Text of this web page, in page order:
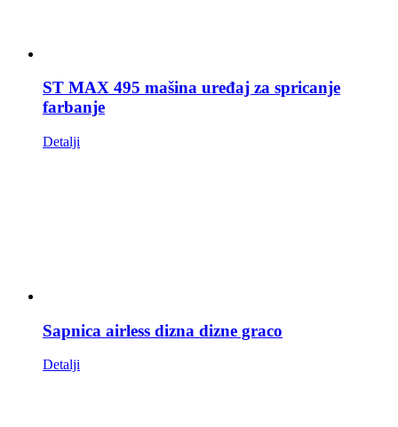
ST MAX 495 mašina uređaj za spricanje
farbanje
Detalji
Sapnica airless dizna dizne graco
Detalji